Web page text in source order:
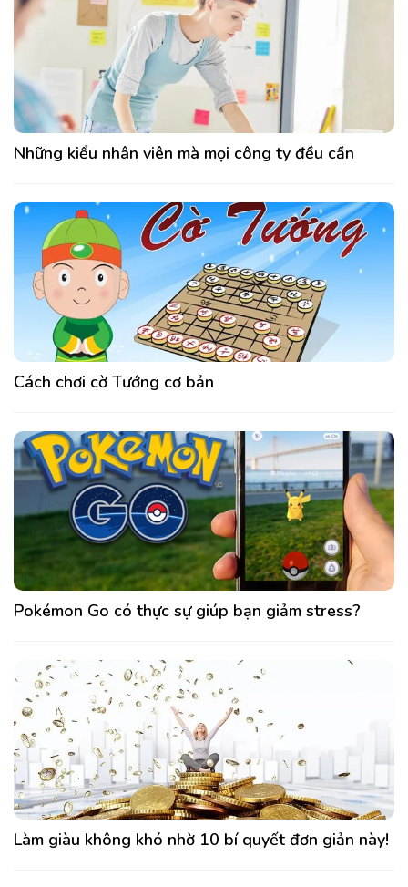
Những kiểu nhân viên mà mọi công ty đều cần
Cách chơi cờ Tướng cơ bản
Pokémon Go có thực sự giúp bạn giảm stress?
Làm giàu không khó nhờ 10 bí quyết đơn giản này!